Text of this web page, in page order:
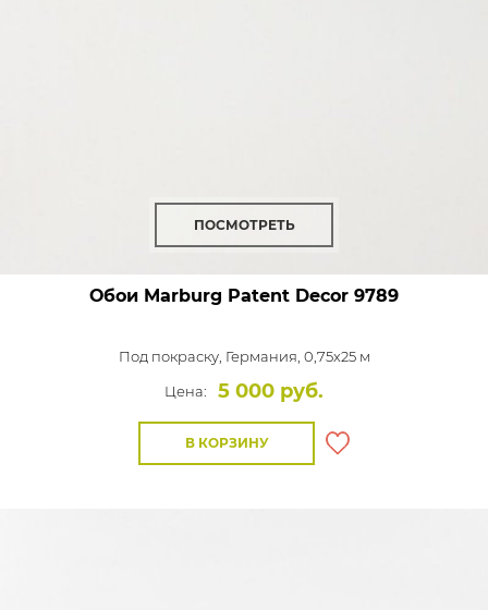
ПОСМОТРЕТЬ
Обои Marburg Patent Decor 9789
Под покраску, Германия, 0,75x25 м
Цена:
5 000 руб.
В КОРЗИНУ